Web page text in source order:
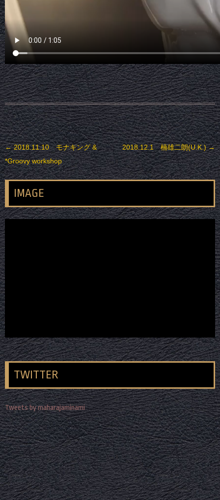
投稿ナビゲーション
←2018.11.10 モナキング &
*Groovy workshop
2018.12.1 楠雄二朗(U.K.)→
IMAGE
TWITTER
Tweets by maharajaminami